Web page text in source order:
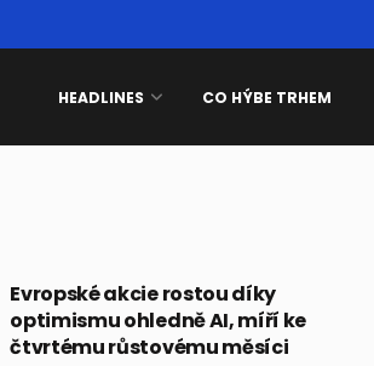
HEADLINES CO HÝBE TRHEM
Evropské akcie rostou díky
optimismu ohledně AI, míří ke
čtvrtému růstovému měsíci